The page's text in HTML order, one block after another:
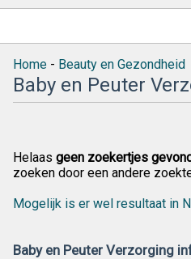
Home - Beauty en Gezondheid
Baby en Peuter
Helaas geen zoekertjes
zoeken door een andere
Mogelijk is er wel resultaat in
Baby en Peuter Verzorging